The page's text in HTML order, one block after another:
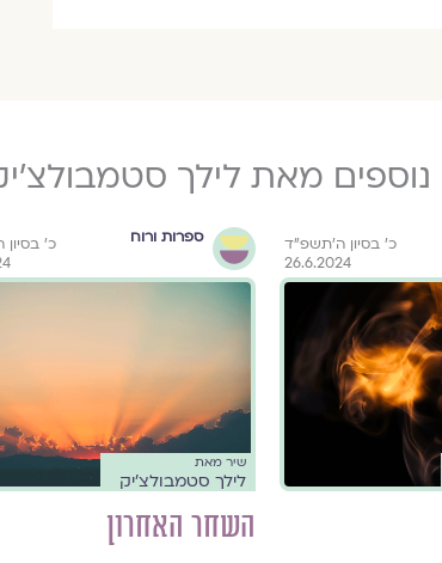
נוספים מאת לילך
כ׳ בסיון ה׳תשפ״ד
26.6.2024
ספרות ורוח
כ׳
שיר מאת
לילך סטמבולצ'יק
השחר האחרון